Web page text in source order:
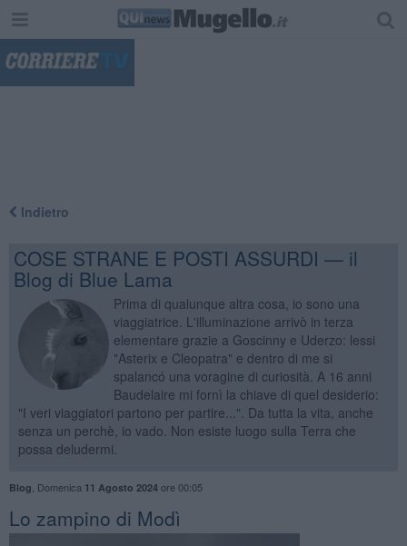
Indietro
COSE STRANE E POSTI ASSURDI — il
Blog di Blue Lama
Prima di qualunque altra cosa, io sono una
viaggiatrice. L'illuminazione arrivò in terza
elementare grazie a Goscinny e Uderzo: lessi
"Asterix e Cleopatra" e dentro di me si
spalancó una voragine di curiosità. A 16 anni
Baudelaire mi fornì la chiave di quel desiderio:
"I veri viaggiatori partono per partire...". Da tutta la vita, anche
senza un perchè, io vado. Non esiste luogo sulla Terra che
possa deludermi.
Blog Domenica 11 Agosto 2024ore 00:05
Lo zampino di Modì